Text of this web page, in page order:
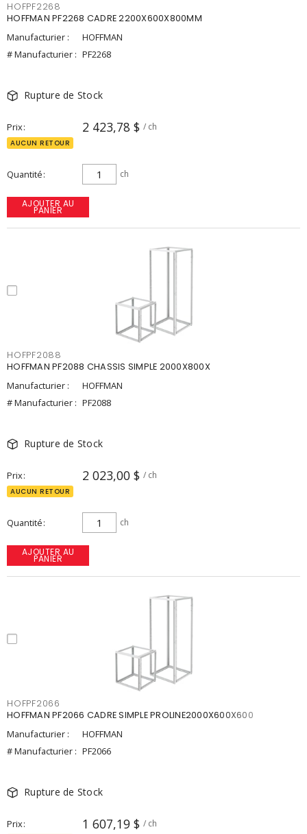
HOFPF2268
HOFFMAN PF2268 CADRE 2200X600X800MM
Manufacturier :
HOFFMAN
# Manufacturier : PF2268
Rupture de Stock
Prix 2 423,78 $ / ch
AUCUN RETOUR
Quantité ch
AJOUTER AU
PANIER
HOFPF2088
HOFFMAN PF2088 CHASSIS SIMPLE 2000X800X
Manufacturier :
HOFFMAN
# Manufacturier : PF2088
Rupture de Stock
Prix 2 023,00 $ / ch
AUCUN RETOUR
Quantité ch
AJOUTER AU
PANIER
HOFPF2066
HOFFMAN PF2066 CADRE SIMPLE PROLINE2000X600X600
Manufacturier :
HOFFMAN
# Manufacturier : PF2066
Rupture de Stock
Prix 1 607,19 $ / ch